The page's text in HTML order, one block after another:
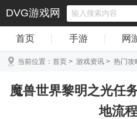
DVG游戏网
首页 手游 网
当前位置： 首页 > 游戏资讯 > 热门攻
魔兽世界黎明之光任
地流